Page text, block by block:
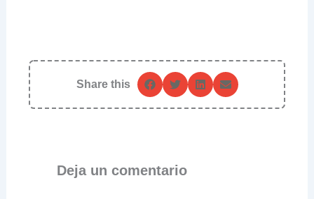
Share this
Deja un comentario